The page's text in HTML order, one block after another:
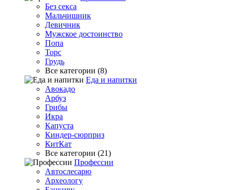
Без секса
Мальчишник
Девичник
Мужское достоинство
Попа
Торс
Грудь
Все категории (8)
Еда и напитки
Авокадо
Арбуз
Грибы
Икра
Капуста
Киндер-сюрприз
КитКат
Все категории (21)
Профессии
Автослесарю
Археологу